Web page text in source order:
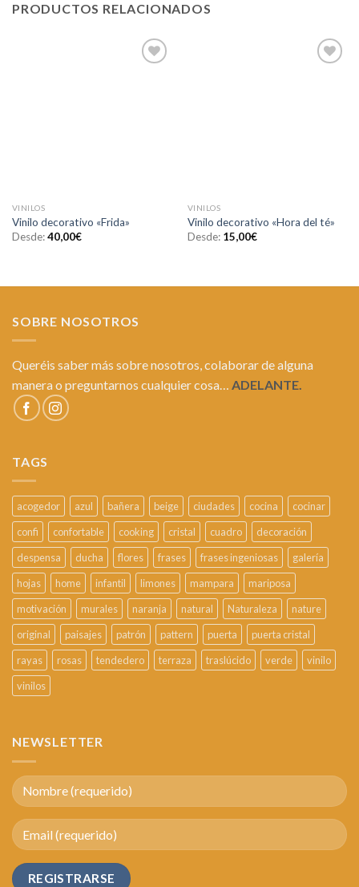
PRODUCTOS RELACIONADOS
VINILOS
Vinilo decorativo «Frida»
Desde:40,00€
VINILOS
Vinilo decorativo «Hora del té»
Desde: 15,00€
SOBRE NOSOTROS
Queréis saber más sobre nosotros, colaborar de alguna
manera o preguntarnos cualquier cosa… ADELANTE.
TAGS
acogedor azul bañera beige ciudades cocina
cocinar
confi
confortable cooking cristal cuadro
decoración
despensa
ducha flores frases frases ingeniosas
galería
hojas
home infantil limones mampara
mariposa
motivación
murales naranja natural Naturaleza
nature
original
paisajes patrón pattern puerta
puerta cristal
rayas
rosas tendedero terraza traslúcido verde
vinilo
vinilos
NEWSLETTER